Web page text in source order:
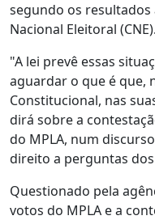
segundo os resultados
Nacional Eleitoral (CNE).
"A lei prevê essas
aguardar o que é que,
Constitucional, nas
dirá sobre a
do MPLA, num
direito a perguntas
Questionado pela
votos do MPLA e a